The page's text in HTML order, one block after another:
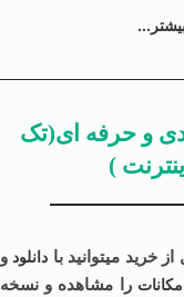
و حرفه ای(تک
)
میتوانید با دانلودو
را مشاهده و نسخه